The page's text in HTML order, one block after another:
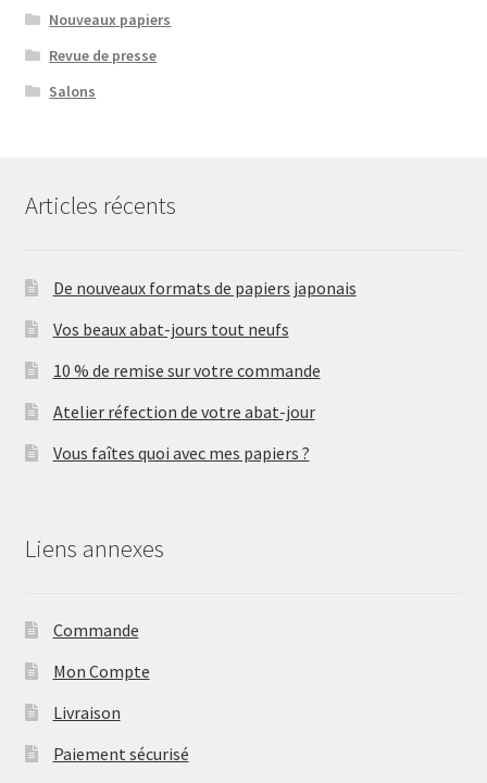
Nouveaux papiers
Revue de presse
Salons
Articles récents
De nouveaux formats de papiers japonais
Vos beaux abat-jours tout neufs
10 % de remise sur votre commande
Atelier réfection de votre abat-jour
Vous faîtes quoi avec mes papiers ?
Liens annexes
Commande
Mon Compte
Livraison
Paiement sécurisé